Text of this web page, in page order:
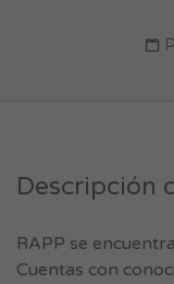
Descripción
RAPP se
Cuentas con